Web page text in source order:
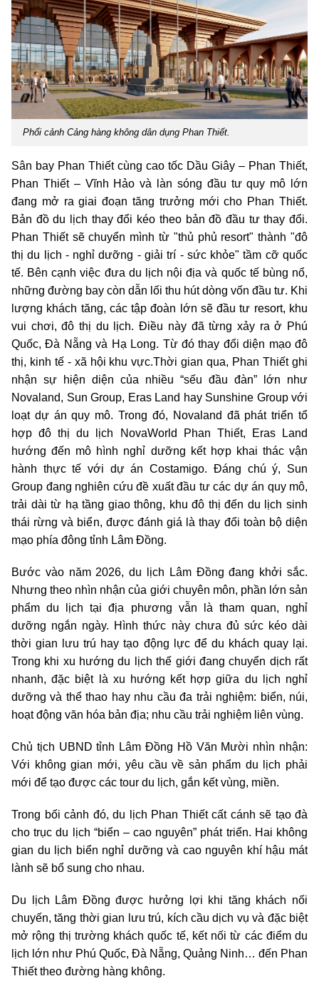
Phối cảnh Cảng hàng không dân dụng Phan Thiết.
Sân bay Phan Thiết cùng cao tốc Dầu Giây – Phan Thiết,
Phan Thiết – Vĩnh Hảo và làn sóng đầu tư quy mô lớn
đang mở ra giai đoạn tăng trưởng mới cho Phan Thiết.
Bản đồ du lịch thay đổi kéo theo bản đồ đầu tư thay đổi.
Phan Thiết sẽ chuyển mình từ "thủ phủ resort" thành "đô
thị du lịch - nghỉ dưỡng - giải trí - sức khỏe" tầm cỡ quốc
tế. Bên cạnh việc đưa du lịch nội địa và quốc tế bùng nổ,
những đường bay còn dẫn lối thu hút dòng vốn đầu tư. Khi
lượng khách tăng, các tập đoàn lớn sẽ đầu tư resort, khu
vui chơi, đô thị du lịch. Điều này đã từng xảy ra ở Phú
Quốc, Đà Nẵng và Hạ Long. Từ đó thay đổi diện mạo đô
thị, kinh tế - xã hội khu vực.Thời gian qua, Phan Thiết ghi
nhận sự hiện diện của nhiều “sếu đầu đàn” lớn như
Novaland, Sun Group, Eras Land hay Sunshine Group với
loạt dự án quy mô. Trong đó, Novaland đã phát triển tổ
hợp đô thị du lịch NovaWorld Phan Thiết, Eras Land
hướng đến mô hình nghỉ dưỡng kết hợp khai thác vận
hành thực tế với dự án Costamigo. Đáng chú ý, Sun
Group đang nghiên cứu đề xuất đầu tư các dự án quy mô,
trải dài từ hạ tầng giao thông, khu đô thị đến du lịch sinh
thái rừng và biển, được đánh giá là thay đổi toàn bộ diện
mạo phía đông tỉnh Lâm Đồng.
Bước vào năm 2026, du lịch Lâm Đồng đang khởi sắc.
Nhưng theo nhìn nhận của giới chuyên môn, phần lớn sản
phẩm du lịch tại địa phương vẫn là tham quan, nghỉ
dưỡng ngắn ngày. Hình thức này chưa đủ sức kéo dài
thời gian lưu trú hay tạo động lực để du khách quay lại.
Trong khi xu hướng du lịch thế giới đang chuyển dịch rất
nhanh, đặc biệt là xu hướng kết hợp giữa du lịch nghỉ
dưỡng và thể thao hay nhu cầu đa trải nghiệm: biển, núi,
hoạt động văn hóa bản địa; nhu cầu trải nghiệm liên vùng.
Chủ tịch UBND tỉnh Lâm Đồng Hồ Văn Mười nhìn nhận:
Với không gian mới, yêu cầu về sản phẩm du lịch phải
mới để tạo được các tour du lịch, gắn kết vùng, miền.
Trong bối cảnh đó, du lịch Phan Thiết cất cánh sẽ tạo đà
cho trục du lịch “biển – cao nguyên” phát triển. Hai không
gian du lịch biển nghỉ dưỡng và cao nguyên khí hậu mát
lành sẽ bổ sung cho nhau.
Du lịch Lâm Đồng được hưởng lợi khi tăng khách nối
chuyến, tăng thời gian lưu trú, kích cầu dịch vụ và đặc biệt
mở rộng thị trường khách quốc tế, kết nối từ các điểm du
lịch lớn như Phú Quốc, Đà Nẵng, Quảng Ninh… đến Phan
Thiết theo đường hàng không.